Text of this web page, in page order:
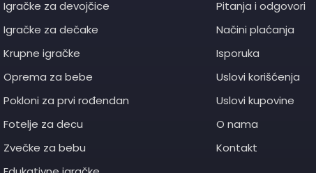
Igračke za devojčice
Igračke za dečake
Krupne igračke
Oprema za bebe
Pokloni za prvi rođendan
Fotelje za decu
Zvečke za bebu
Pitanja i odgovori
Načini plaćanja
Isporuka
Uslovi korišćenja
Uslovi kupovine
O nama
Kontakt